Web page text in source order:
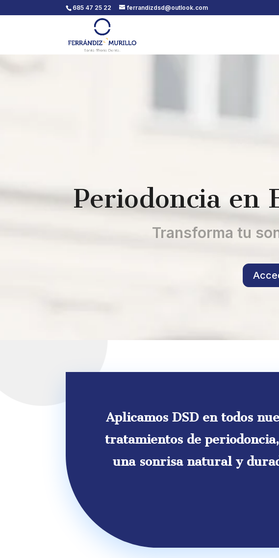
685 47 25 22 ferrandizdsd@outlook.com
Periodoncia en
Transforma tu
Aplicamos DSD en todos
tratamientos de
una sonrisa natural y